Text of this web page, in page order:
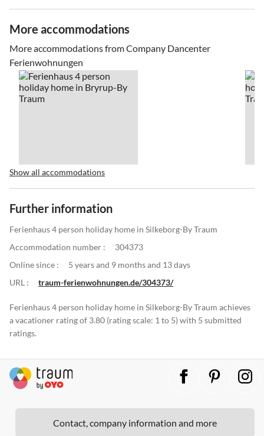
More accommodations
More accommodations from Company Dancenter
Ferienwohnungen
Show all accommodations
Further information
Ferienhaus 4 person holiday home in Silkeborg-By Traum
Accommodation number :
304373
Online since :
5 years and 9 months and 13 days
URL :
traum-ferienwohnungen.de/304373/
Ferienhaus 4 person holiday home in Silkeborg-By Traum achieves
a vacationer rating of 3.80 (rating scale: 1 to 5) with 5 submitted
ratings.
Contact, company information and more